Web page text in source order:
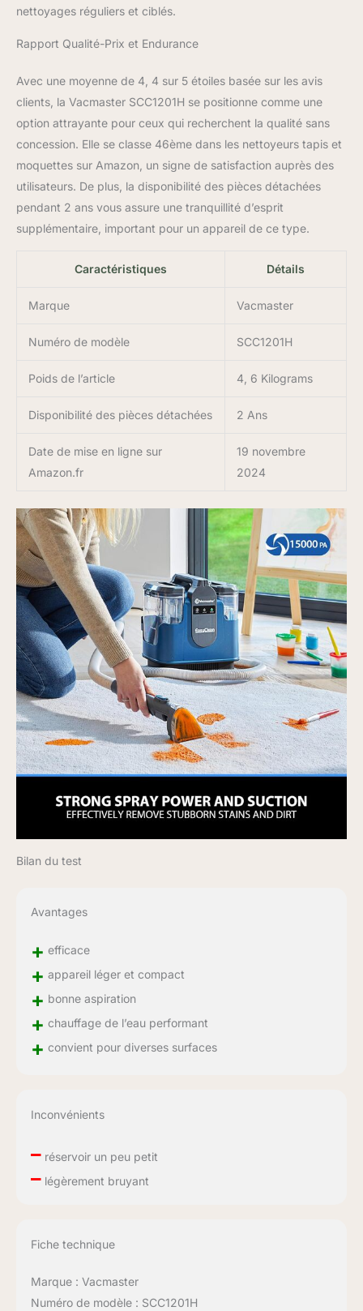
nettoyeur de tissus,
l'aspirateur humide et le
nettoyeur de tapis idéal
nettoyages réguliers et ciblés.
Rapport Qualité-Prix et Endurance
Avec une moyenne de 4, 4 sur 5 étoiles basée sur les avis
clients, la Vacmaster SCC1201H se positionne comme une
option attrayante pour ceux qui recherchent la qualité sans
concession. Elle se classe 46ème dans les nettoyeurs tapis et
moquettes sur Amazon, un signe de satisfaction auprès des
utilisateurs. De plus, la disponibilité des pièces détachées
pendant 2 ans vous assure une tranquillité d’esprit
supplémentaire, important pour un appareil de ce type.
Caractéristiques Détails
Marque Vacmaster
Numéro de modèle SCC1201H
Poids de l’article 4, 6 Kilograms
Disponibilité des pièces détachées 2 Ans
Date de mise en ligne sur
Amazon.fr
19 novembre
2024
Bilan du test
Avantages
+ efficace
+ appareil léger et compact
+ bonne aspiration
+ chauffage de l’eau performant
+ convient pour diverses surfaces
Inconvénients
–réservoir un peu petit
–légèrement bruyant
Fiche technique
Marque : Vacmaster
Numéro de modèle : SCC1201H